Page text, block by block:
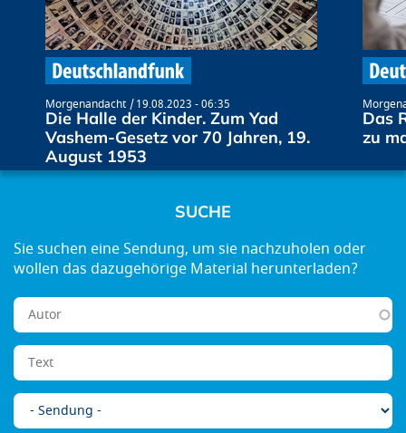
Morgenandacht 19.08.2023 - 06:35
Die Halle der Kinder. Zum Yad
Vashem-Gesetz vor 70 Jahren, 19.
August 1953
Das
zu
SUCHE